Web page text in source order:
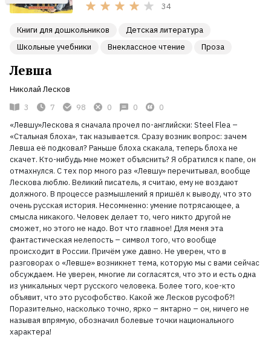
34
Книги для дошкольников
Детская литература
Школьные учебники
Внеклассное чтение Проза
Левша
Николай Лесков
3
7 98 0 0
0
«Левшу»Лескова я сначала прочел по-английски: Steel Flea –
«Стальная блоха», так называется. Сразу возник вопрос: зачем
Левша её подковал? Раньше блоха скакала, теперь блоха не
скачет. Кто-нибудь мне может объяснить? Я обратился к папе, он
отмахнулся. С тех пор много раз «Левшу» перечитывал, вообще
Лескова люблю. Великий писатель, я считаю, ему не воздают
должного. В процессе размышлений я пришёл к выводу, что это
очень русская история. Несомненно: умение потрясающее, а
смысла никакого. Человек делает то, чего никто другой не
сможет, но этого не надо. Вот что главное! Для меня эта
фантастическая нелепость – символ того, что вообще
происходит в России. Причём уже давно. Не уверен, что в
разговорах о «Левше» возникнет тема, которую мы с вами сейчас
обсуждаем. Не уверен, многие ли согласятся, что это и есть одна
из уникальных черт русского человека. Более того, кое-кто
объявит, что это русофобство. Какой же Лесков русофоб?!
Поразительно, насколько точно, ярко – янтарно – он, ничего не
называя впрямую, обозначил болевые точки национального
характера!